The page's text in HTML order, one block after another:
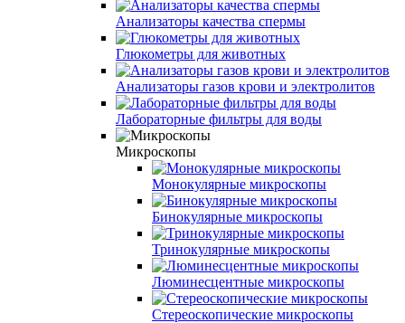
Анализаторы качества спермы
Глюкометры для животных
Анализаторы газов крови и электролитов
Лабораторные фильтры для воды
Микроскопы
Монокулярные микроскопы
Бинокулярные микроскопы
Тринокулярные микроскопы
Люминесцентные микроскопы
Стереоскопические микроскопы